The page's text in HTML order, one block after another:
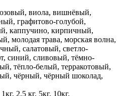
виола, вишнёвый,
графитово-голубой,
каппучино, кирпичный,
молодая трава, морская волна,
салатовый, светло-
синий, сливовый, тёмно-
тёпло-белый, терракотовый,
чёрный, чёрный шоколад,
2.5 кг, 5кг, 10кг.